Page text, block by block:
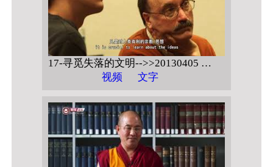
17-寻觅失落的文明-->>20130405 美国华盛顿乔治敦大学 【展望藏传佛教21世纪在全球的传播&禅修开示 问答】
视频
文字